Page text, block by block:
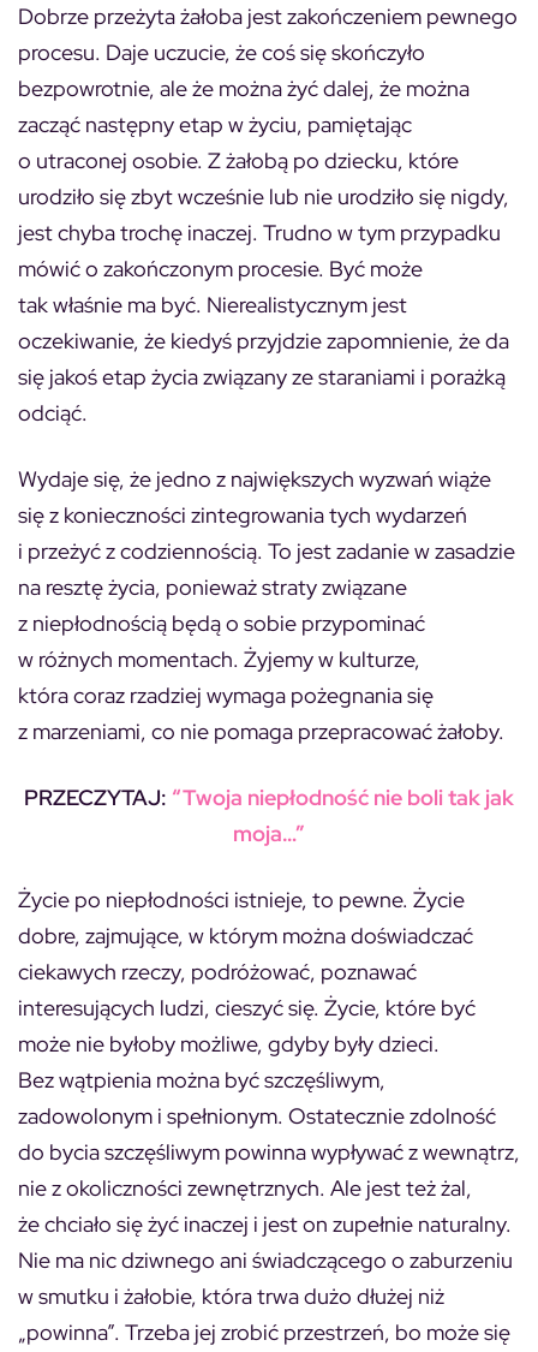
Dobrze przeżyta żałoba jest zakończeniem pewnego
procesu. Daje uczucie, że coś się skończyło
bezpowrotnie, ale że można żyć dalej, że można
zacząć następny etap w życiu, pamiętając
o utraconej osobie. Z żałobą po dziecku, które
urodziło się zbyt wcześnie lub nie urodziło się nigdy,
jest chyba trochę inaczej. Trudno w tym przypadku
mówić o zakończonym procesie. Być może
tak właśnie ma być. Nierealistycznym jest
oczekiwanie, że kiedyś przyjdzie zapomnienie, że da
się jakoś etap życia związany ze staraniami i porażką
odciąć.
Wydaje się, że jedno z największych wyzwań wiąże
się z konieczności zintegrowania tych wydarzeń
i przeżyć z codziennością. To jest zadanie w zasadzie
na resztę życia, ponieważ straty związane
z niepłodnością będą o sobie przypominać
w różnych momentach. Żyjemy w kulturze,
która coraz rzadziej wymaga pożegnania się
z marzeniami, co nie pomaga przepracować żałoby.
PRZECZYTAJ: “Twoja niepłodność nie boli tak jak
moja…”
Życie po niepłodności istnieje, to pewne. Życie
dobre, zajmujące, w którym można doświadczać
ciekawych rzeczy, podróżować, poznawać
interesujących ludzi, cieszyć się. Życie, które być
może nie byłoby możliwe, gdyby były dzieci.
Bez wątpienia można być szczęśliwym,
zadowolonym i spełnionym. Ostatecznie zdolność
do bycia szczęśliwym powinna wypływać z wewnątrz,
nie z okoliczności zewnętrznych. Ale jest też żal,
że chciało się żyć inaczej i jest on zupełnie naturalny.
Nie ma nic dziwnego ani świadczącego o zaburzeniu
w smutku i żałobie, która trwa dużo dłużej niż
„powinna”. Trzeba jej zrobić przestrzeń, bo może się